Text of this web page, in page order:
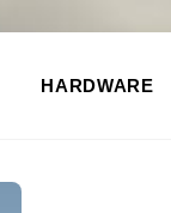
HARDWARE